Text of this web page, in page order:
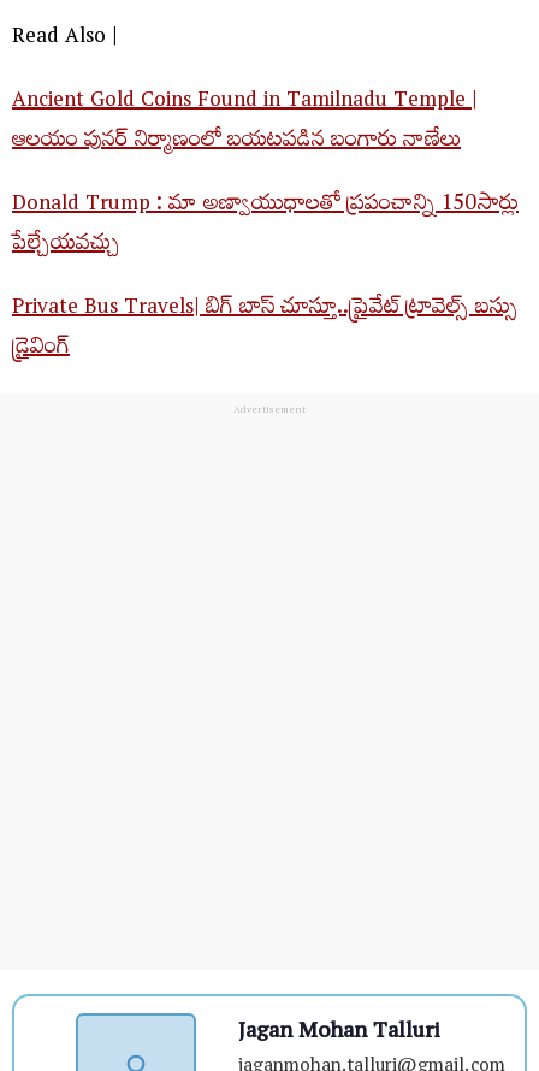
Read Also |
Ancient Gold Coins Found in Tamilnadu Temple |
ఆలయం పునర్ నిర్మాణంలో బయటపడిన బంగారు నాణేలు
Donald Trump : మా అణ్వాయుధాలతో ప్రపంచాన్ని 150సార్లు
పేల్చేయవచ్చు
Private Bus Travels| బిగ్ బాస్ చూస్తూ..ప్రైవేట్ ట్రావెల్స్ బస్సు
డ్రైవింగ్
Jagan Mohan Talluri